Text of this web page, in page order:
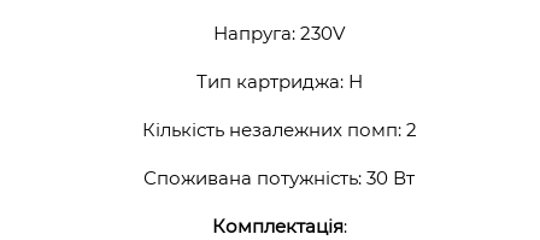
Напруга: 230V
Тип картриджа: Н
Кількість незалежних помп: 2
Споживана потужність: 30 Вт
Комплектація: